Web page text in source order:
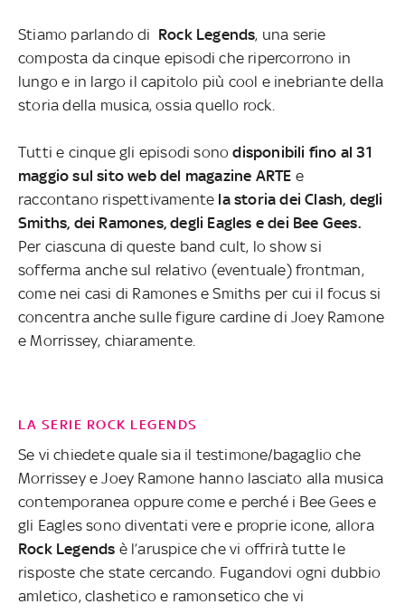
Stiamo parlando di Rock Legends, una serie
composta da cinque episodi che ripercorrono in
lungo e in largo il capitolo più cool e inebriante della
storia della musica, ossia quello rock.
Tutti e cinque gli episodi sono disponibili fino al 31
maggio sul sito web del magazine ARTE e
raccontano rispettivamente la storia dei Clash, degli
Smiths, dei Ramones, degli Eagles e dei Bee Gees.
Per ciascuna di queste band cult, lo show si
sofferma anche sul relativo (eventuale) frontman,
come nei casi di Ramones e Smiths per cui il focus si
concentra anche sulle figure cardine di Joey Ramone
e Morrissey, chiaramente.
LA SERIE ROCK LEGENDS
Se vi chiedete quale sia il testimone/bagaglio che
Morrissey e Joey Ramone hanno lasciato alla musica
contemporanea oppure come e perché i Bee Gees e
gli Eagles sono diventati vere e proprie icone, allora
Rock Legends è l’aruspice che vi offrirà tutte le
risposte che state cercando. Fugandovi ogni dubbio
amletico, clashetico e ramonsetico che vi